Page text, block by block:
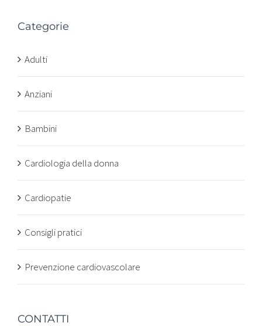
Categorie
Adulti
Anziani
Bambini
Cardiologia della donna
Cardiopatie
Consigli pratici
Prevenzione cardiovascolare
CONTATTI